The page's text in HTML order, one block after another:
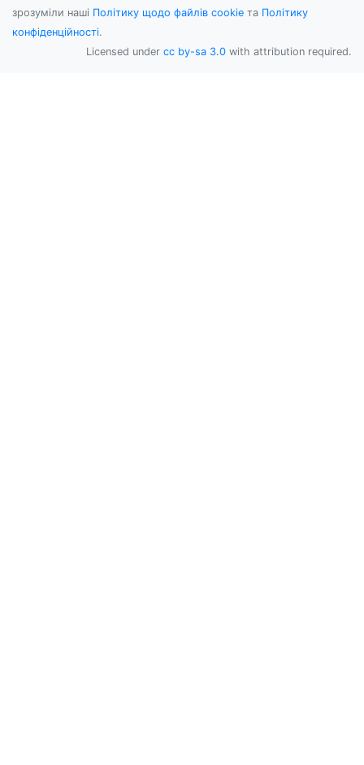
зрозуміли наші Політику щодо файлів cookie та Політику
конфіденційності.
Licensed under cc by-sa 3.0 with attribution required.